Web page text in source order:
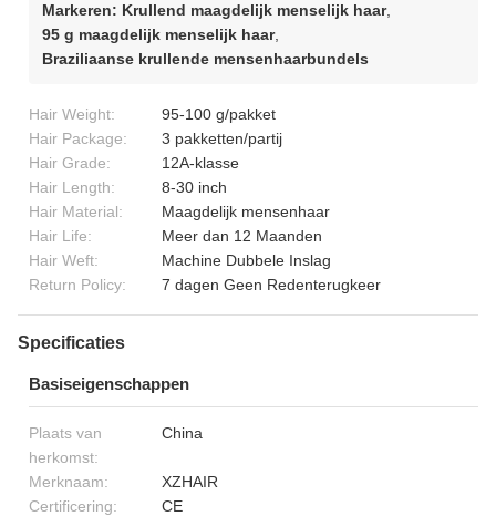
Markeren: Krullend maagdelijk menselijk haar,
95 g maagdelijk menselijk haar,
Braziliaanse krullende mensenhaarbundels
Hair Weight:
95-100 g/pakket
Hair Package:
3 pakketten/partij
Hair Grade:
12A-klasse
Hair Length:
8-30 inch
Hair Material:
Maagdelijk mensenhaar
Hair Life:
Meer dan 12 Maanden
Hair Weft:
Machine Dubbele Inslag
Return Policy:
7 dagen Geen Redenterugkeer
Specificaties
Basiseigenschappen
Plaats van
herkomst:
China
Merknaam:
XZHAIR
Certificering:
CE